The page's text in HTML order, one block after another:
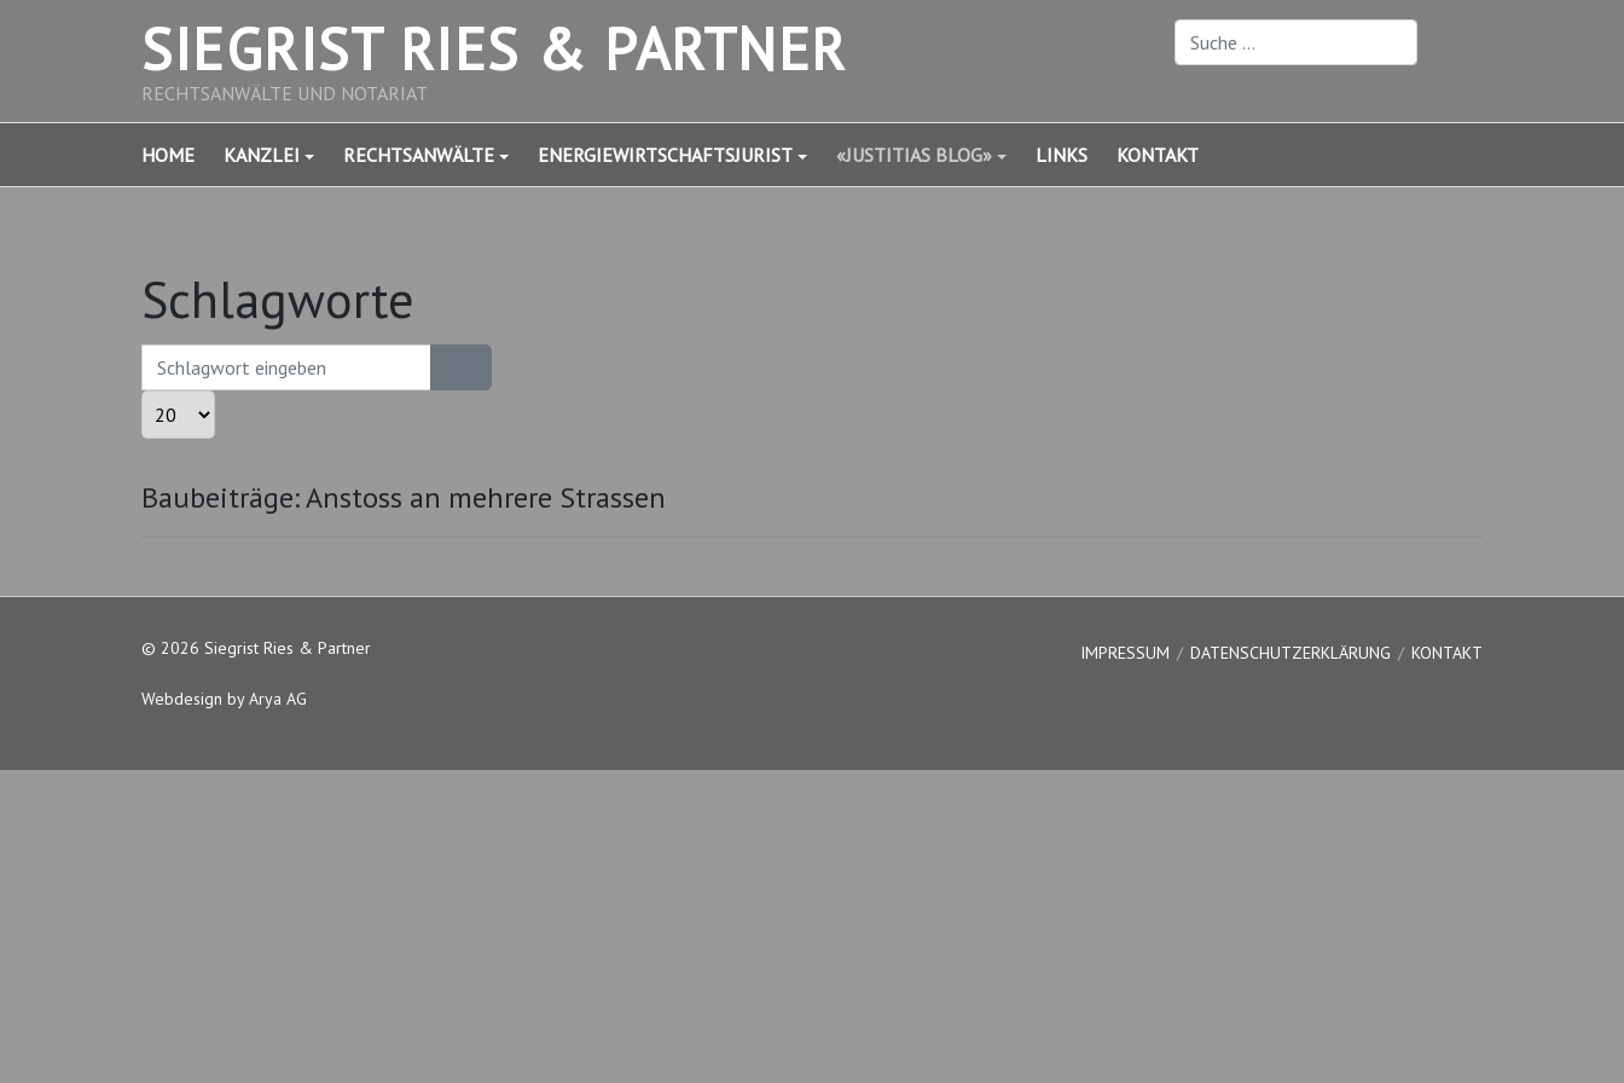
SIEGRIST RIES & PARTNER
RECHTSANWÄLTE UND NOTARIAT
Suchen
HOME KANZLEI RECHTSANWÄLTE ENERGIEWIRTSCHAFTSJURIST «JUSTITIAS BLOG» LINKS KONTAKT
Schlagworte
Schlagwort eingeben
Anzeige #
Baubeiträge: Anstoss an mehrere Strassen
© 2026 Siegrist Ries & Partner
Webdesign by Arya AG
IMPRESSUM DATENSCHUTZERKLÄRUNG KONTAKT